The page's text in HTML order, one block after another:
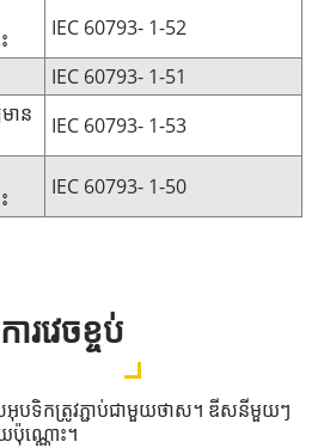
IEC 60793- 1-52
IEC 60793- 1-51
ាន
IEC 60793- 1-53
IEC 60793- 1-50
ការវេចខ្ចប់
បទិកត្រូវភ្ជាប់ជាមួយថាស។ ឌីសនីមួយៗ
ប៉ុណ្ណោះ។